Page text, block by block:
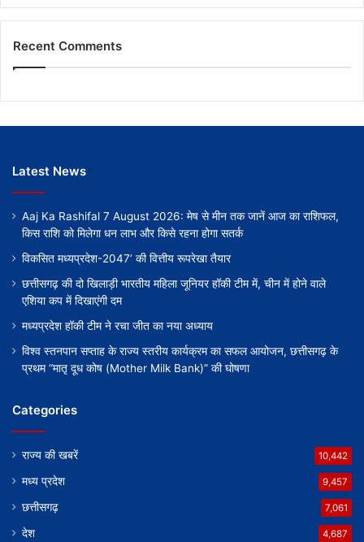
Recent Comments
Latest News
Aaj Ka Rashifal 7 August 2026: मेष से मीन तक जानें आज का राशिफल,
किस राशि को मिलेगा धन लाभ और किसे रहना होगा सतर्क
विकसित मध्यप्रदेश-2047’ की वित्तीय रूपरेखा तैयार
छत्तीसगढ़ की दो खिलाड़ी भारतीय महिला जूनियर हॉकी टीम में, चीन में होने वाले
एशिया कप में दिखाएंगी दम
मध्यप्रदेश हॉकी टीम ने रचा जीत का नया अध्याय
विश्व स्तनपान सप्ताह के राज्य स्तरीय कार्यक्रम का सफल आयोजन, छत्तीसगढ़ के
प्रथम “मातृ दूध कोष (Mother Milk Bank)” की घोषणा
Categories
राज्य की खबरें 10,442
मध्य प्रदेश 9,457
छत्तीसगढ़ 7,061
देश 4,687